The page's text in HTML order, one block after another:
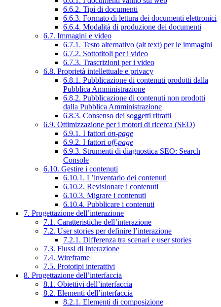
6.6.2. Tipi di documenti
6.6.3. Formato di lettura dei documenti elettronici
6.6.4. Modalità di produzione dei documenti
6.7. Immagini e video
6.7.1. Testo alternativo (alt text) per le immagini
6.7.2. Sottotitoli per i video
6.7.3. Trascrizioni per i video
6.8. Proprietà intellettuale e privacy
6.8.1. Pubblicazione di contenuti prodotti dalla
Pubblica Amministrazione
6.8.2. Pubblicazione di contenuti non prodotti
dalla Pubblica Amministrazione
6.8.3. Consenso dei soggetti ritratti
6.9. Ottimizzazione per i motori di ricerca (SEO)
6.9.1. I fattori on-page
6.9.2. I fattori off-page
6.9.3. Strumenti di diagnostica SEO: Search
Console
6.10. Gestire i contenuti
6.10.1. L’inventario dei contenuti
6.10.2. Revisionare i contenuti
6.10.3. Migrare i contenuti
6.10.4. Pubblicare i contenuti
7. Progettazione dell’interazione
7.1. Caratteristiche dell’interazione
7.2. User stories per definire l’interazione
7.2.1. Differenza tra scenari e user stories
7.3. Flussi di interazione
7.4. Wireframe
7.5. Prototipi interattivi
8. Progettazione dell’interfaccia
8.1. Obiettivi dell’interfaccia
8.2. Elementi dell’interfaccia
8.2.1. Elementi di composizione